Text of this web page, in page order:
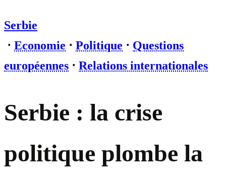
Serbie
⋅ Economie ⋅ Politique ⋅ Questions
européennes ⋅ Relations internationales
Serbie : la crise
politique plombe la